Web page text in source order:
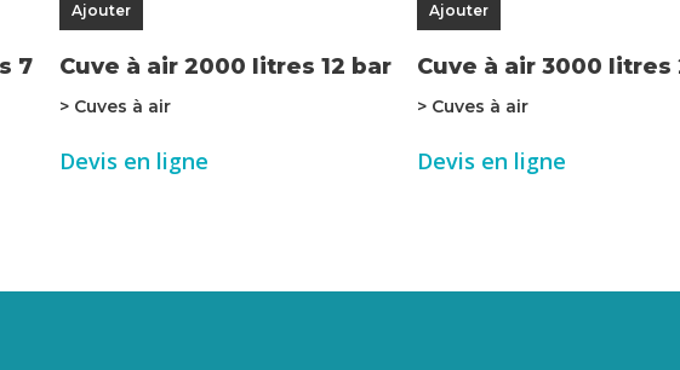
7
Ajouter
Cuve à air 2000 litres 12 bar
> Cuves à air
Devis en ligne
Ajouter
Cuve à air 3000 litres
> Cuves à air
Devis en ligne